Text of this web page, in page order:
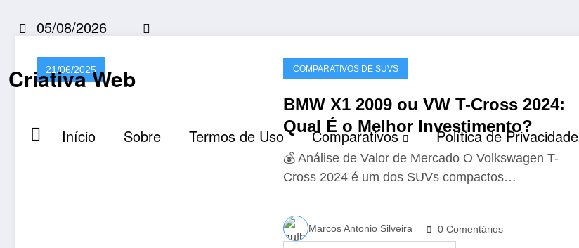
para
conteúdo
05/08/2026
Criativa Web
Início Sobre Termos de Uso Comparativos Política de Privacidade
21/06/2025 COMPARATIVOS DE SUVS
BMW X1 2009 ou VW T-Cross 2024:
Qual É o Melhor Investimento?
💰 Análise de Valor de Mercado O Volkswagen T-
Cross 2024 é um dos SUVs compactos…
Marcos Antonio Silveira 0 Comentários